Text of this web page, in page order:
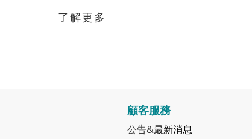
了解更多
顧客服務
公告&最新消息